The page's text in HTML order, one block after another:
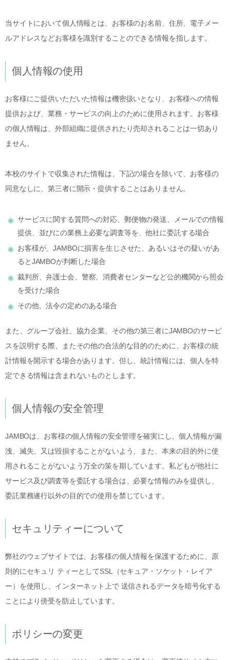
当サイトにおいて個人情報とは、お客様のお名前、住所、電子メー
ルアドレスなどお客様を識別することのできる情報を指します。
個人情報の使用
お客様にご提供いただいた情報は機密扱いとなり、お客様への情報
提供および、業務・サービスの向上のために使用されます。お客様
の個人情報は、外部組織に提供されたり売却されることは一切あり
ません。
本校のサイトで収集された情報は、下記の場合を除いて、お客様の
同意なしに、第三者に開示・提供することはありません。
サービスに関する質問への対応、郵便物の発送、メールでの情報
提供、並びにの業務上必要な調査等を、他社に委託する場合
お客様が、JAMBOに損害を生じさせた、あるいはその疑いがあ
るとJAMBOが判断した場合
裁判所、弁護士会、警察、消費者センターなど公的機関から照会
を受けた場合
その他、法令の定めのある場合
また、グループ会社、協力企業、その他の第三者にJAMBOのサービ
スを説明する際、またその他の合法的な目的のために、お客様の統
計情報を開示する場合があります。但し、統計情報には、個人を特
定できる情報は含まれないものとします。
個人情報の安全管理
JAMBOは、お客様の個人情報の安全管理を確実にし、個人情報が漏
洩、滅失、又は毀損することがないよう、また、本来の目的外に使
用されることがないよう万全の策を期しています。私どもが他社に
サービス及び調査等を委託する場合は、必要な情報のみを提供し、
委託業務遂行以外の目的での使用を禁じています。
セキュリティーについて
弊社のウェブサイトでは、お客様の個人情報を保護するために、原
則的にセキュリ ティーとしてSSL（セキュア・ソケット・レイア
ー）を使用し、インターネット上で 送信されるデータを暗号化する
ことにより傍受を防止しています。
ポリシーの変更